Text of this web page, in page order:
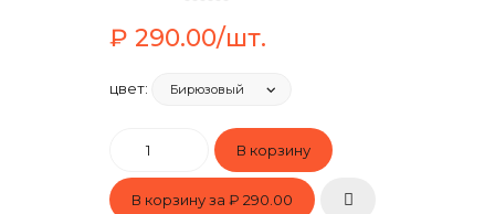
₽ 290.00/шт.
цвет:
В корзину за ₽ 290.00